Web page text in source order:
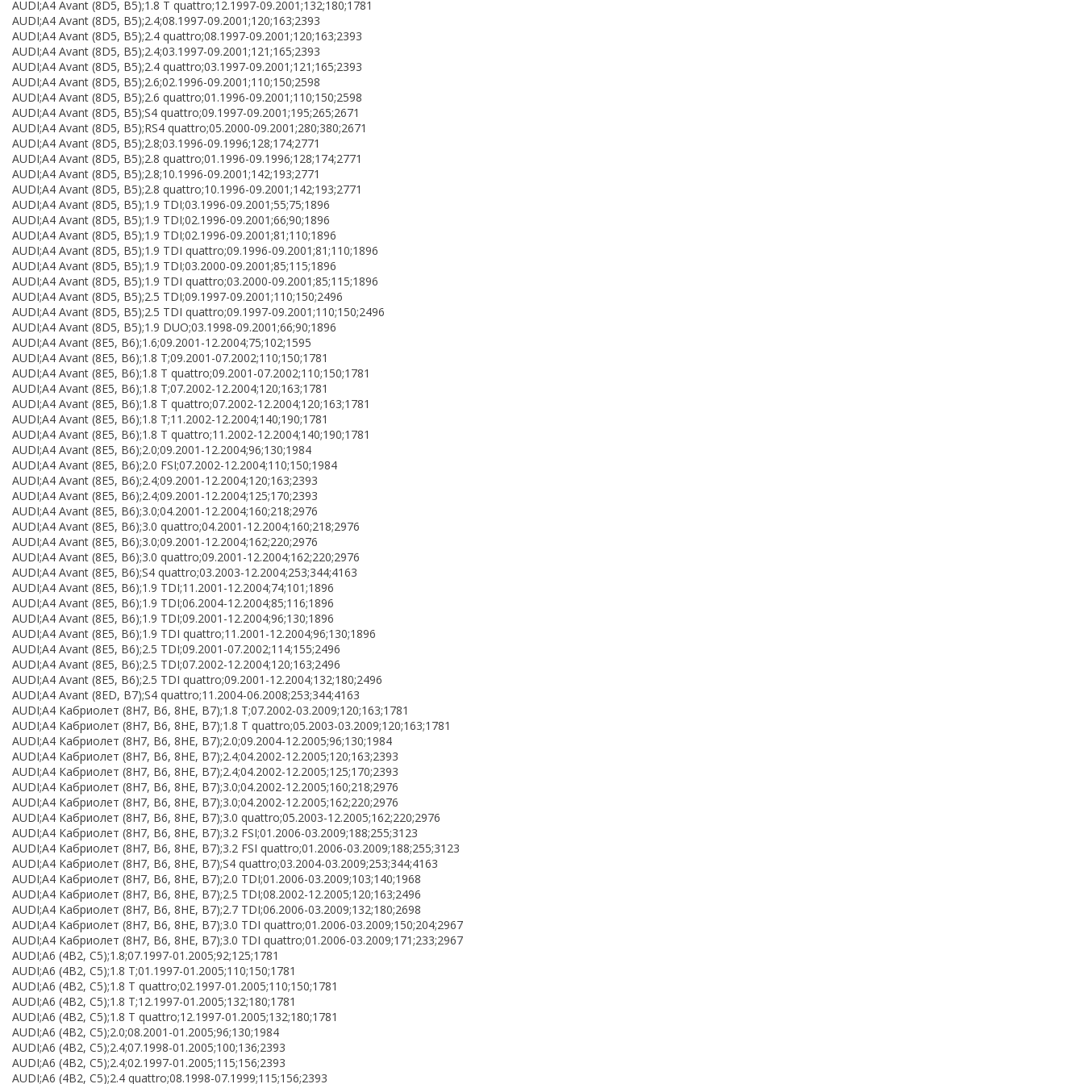
AUDI;A4 Avant (8D5, B5);1.8 T quattro;12.1997-09.2001;132;180;1781
AUDI;A4 Avant (8D5, B5);2.4;08.1997-09.2001;120;163;2393
AUDI;A4 Avant (8D5, B5);2.4 quattro;08.1997-09.2001;120;163;2393
AUDI;A4 Avant (8D5, B5);2.4;03.1997-09.2001;121;165;2393
AUDI;A4 Avant (8D5, B5);2.4 quattro;03.1997-09.2001;121;165;2393
AUDI;A4 Avant (8D5, B5);2.6;02.1996-09.2001;110;150;2598
AUDI;A4 Avant (8D5, B5);2.6 quattro;01.1996-09.2001;110;150;2598
AUDI;A4 Avant (8D5, B5);S4 quattro;09.1997-09.2001;195;265;2671
AUDI;A4 Avant (8D5, B5);RS4 quattro;05.2000-09.2001;280;380;2671
AUDI;A4 Avant (8D5, B5);2.8;03.1996-09.1996;128;174;2771
AUDI;A4 Avant (8D5, B5);2.8 quattro;01.1996-09.1996;128;174;2771
AUDI;A4 Avant (8D5, B5);2.8;10.1996-09.2001;142;193;2771
AUDI;A4 Avant (8D5, B5);2.8 quattro;10.1996-09.2001;142;193;2771
AUDI;A4 Avant (8D5, B5);1.9 TDI;03.1996-09.2001;55;75;1896
AUDI;A4 Avant (8D5, B5);1.9 TDI;02.1996-09.2001;66;90;1896
AUDI;A4 Avant (8D5, B5);1.9 TDI;02.1996-09.2001;81;110;1896
AUDI;A4 Avant (8D5, B5);1.9 TDI quattro;09.1996-09.2001;81;110;1896
AUDI;A4 Avant (8D5, B5);1.9 TDI;03.2000-09.2001;85;115;1896
AUDI;A4 Avant (8D5, B5);1.9 TDI quattro;03.2000-09.2001;85;115;1896
AUDI;A4 Avant (8D5, B5);2.5 TDI;09.1997-09.2001;110;150;2496
AUDI;A4 Avant (8D5, B5);2.5 TDI quattro;09.1997-09.2001;110;150;2496
AUDI;A4 Avant (8D5, B5);1.9 DUO;03.1998-09.2001;66;90;1896
AUDI;A4 Avant (8E5, B6);1.6;09.2001-12.2004;75;102;1595
AUDI;A4 Avant (8E5, B6);1.8 T;09.2001-07.2002;110;150;1781
AUDI;A4 Avant (8E5, B6);1.8 T quattro;09.2001-07.2002;110;150;1781
AUDI;A4 Avant (8E5, B6);1.8 T;07.2002-12.2004;120;163;1781
AUDI;A4 Avant (8E5, B6);1.8 T quattro;07.2002-12.2004;120;163;1781
AUDI;A4 Avant (8E5, B6);1.8 T;11.2002-12.2004;140;190;1781
AUDI;A4 Avant (8E5, B6);1.8 T quattro;11.2002-12.2004;140;190;1781
AUDI;A4 Avant (8E5, B6);2.0;09.2001-12.2004;96;130;1984
AUDI;A4 Avant (8E5, B6);2.0 FSI;07.2002-12.2004;110;150;1984
AUDI;A4 Avant (8E5, B6);2.4;09.2001-12.2004;120;163;2393
AUDI;A4 Avant (8E5, B6);2.4;09.2001-12.2004;125;170;2393
AUDI;A4 Avant (8E5, B6);3.0;04.2001-12.2004;160;218;2976
AUDI;A4 Avant (8E5, B6);3.0 quattro;04.2001-12.2004;160;218;2976
AUDI;A4 Avant (8E5, B6);3.0;09.2001-12.2004;162;220;2976
AUDI;A4 Avant (8E5, B6);3.0 quattro;09.2001-12.2004;162;220;2976
AUDI;A4 Avant (8E5, B6);S4 quattro;03.2003-12.2004;253;344;4163
AUDI;A4 Avant (8E5, B6);1.9 TDI;11.2001-12.2004;74;101;1896
AUDI;A4 Avant (8E5, B6);1.9 TDI;06.2004-12.2004;85;116;1896
AUDI;A4 Avant (8E5, B6);1.9 TDI;09.2001-12.2004;96;130;1896
AUDI;A4 Avant (8E5, B6);1.9 TDI quattro;11.2001-12.2004;96;130;1896
AUDI;A4 Avant (8E5, B6);2.5 TDI;09.2001-07.2002;114;155;2496
AUDI;A4 Avant (8E5, B6);2.5 TDI;07.2002-12.2004;120;163;2496
AUDI;A4 Avant (8E5, B6);2.5 TDI quattro;09.2001-12.2004;132;180;2496
AUDI;A4 Avant (8ED, B7);S4 quattro;11.2004-06.2008;253;344;4163
AUDI;A4 Кабриолет (8H7, B6, 8HE, B7);1.8 T;07.2002-03.2009;120;163;1781
AUDI;A4 Кабриолет (8H7, B6, 8HE, B7);1.8 T quattro;05.2003-03.2009;120;163;1781
AUDI;A4 Кабриолет (8H7, B6, 8HE, B7);2.0;09.2004-12.2005;96;130;1984
AUDI;A4 Кабриолет (8H7, B6, 8HE, B7);2.4;04.2002-12.2005;120;163;2393
AUDI;A4 Кабриолет (8H7, B6, 8HE, B7);2.4;04.2002-12.2005;125;170;2393
AUDI;A4 Кабриолет (8H7, B6, 8HE, B7);3.0;04.2002-12.2005;160;218;2976
AUDI;A4 Кабриолет (8H7, B6, 8HE, B7);3.0;04.2002-12.2005;162;220;2976
AUDI;A4 Кабриолет (8H7, B6, 8HE, B7);3.0 quattro;05.2003-12.2005;162;220;2976
AUDI;A4 Кабриолет (8H7, B6, 8HE, B7);3.2 FSI;01.2006-03.2009;188;255;3123
AUDI;A4 Кабриолет (8H7, B6, 8HE, B7);3.2 FSI quattro;01.2006-03.2009;188;255;3123
AUDI;A4 Кабриолет (8H7, B6, 8HE, B7);S4 quattro;03.2004-03.2009;253;344;4163
AUDI;A4 Кабриолет (8H7, B6, 8HE, B7);2.0 TDI;01.2006-03.2009;103;140;1968
AUDI;A4 Кабриолет (8H7, B6, 8HE, B7);2.5 TDI;08.2002-12.2005;120;163;2496
AUDI;A4 Кабриолет (8H7, B6, 8HE, B7);2.7 TDI;06.2006-03.2009;132;180;2698
AUDI;A4 Кабриолет (8H7, B6, 8HE, B7);3.0 TDI quattro;01.2006-03.2009;150;204;2967
AUDI;A4 Кабриолет (8H7, B6, 8HE, B7);3.0 TDI quattro;01.2006-03.2009;171;233;2967
AUDI;A6 (4B2, C5);1.8;07.1997-01.2005;92;125;1781
AUDI;A6 (4B2, C5);1.8 T;01.1997-01.2005;110;150;1781
AUDI;A6 (4B2, C5);1.8 T quattro;02.1997-01.2005;110;150;1781
AUDI;A6 (4B2, C5);1.8 T;12.1997-01.2005;132;180;1781
AUDI;A6 (4B2, C5);1.8 T quattro;12.1997-01.2005;132;180;1781
AUDI;A6 (4B2, C5);2.0;08.2001-01.2005;96;130;1984
AUDI;A6 (4B2, C5);2.4;07.1998-01.2005;100;136;2393
AUDI;A6 (4B2, C5);2.4;02.1997-01.2005;115;156;2393
AUDI;A6 (4B2, C5);2.4 quattro;08.1998-07.1999;115;156;2393